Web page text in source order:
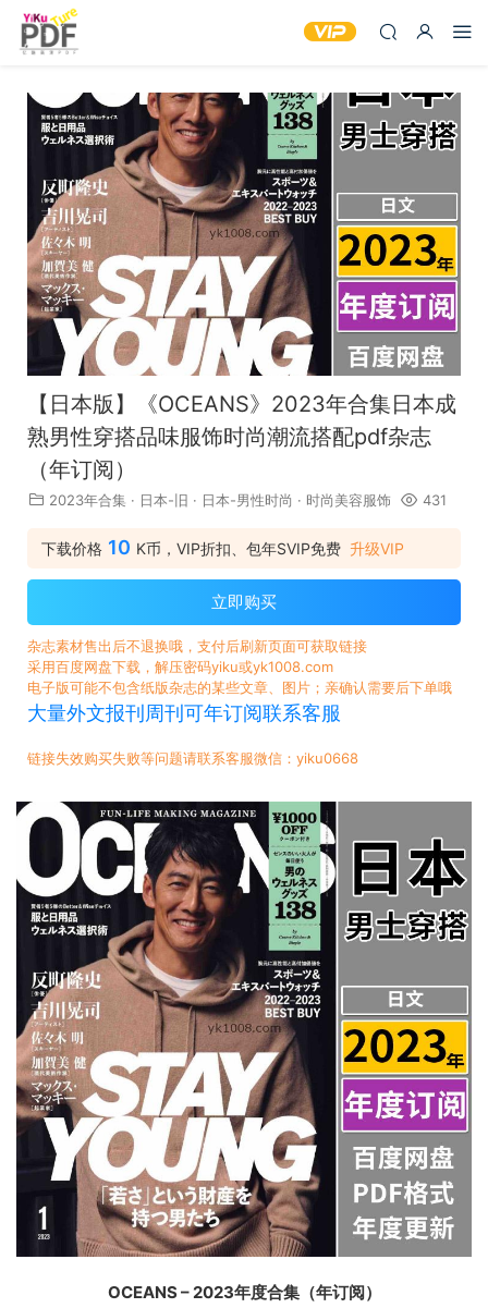
【日本版】《OCEANS》2023年合集日本成
熟男性穿搭品味服饰时尚潮流搭配pdf杂志
（年订阅）
2023年合集 · 日本-旧 · 日本-男性时尚 · 时尚美容服饰 431
下载价格 10 K币，VIP折扣、包年SVIP免费 升级VIP
立即购买
杂志素材售出后不退换哦，支付后刷新页面可获取链接
采用百度网盘下载，解压密码yiku或yk1008.com
电子版可能不包含纸版杂志的某些文章、图片；亲确认需要后下单哦
大量外文报刊周刊可年订阅联系客服
链接失效购买失败等问题请联系客服微信：yiku0668
OCEANS – 2023年度合集（年订阅）